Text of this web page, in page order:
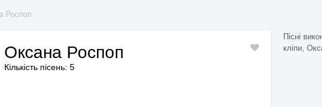
Роспоп
Оксана Роспоп
Кількість пісень: 5
Пісні
кліпи,